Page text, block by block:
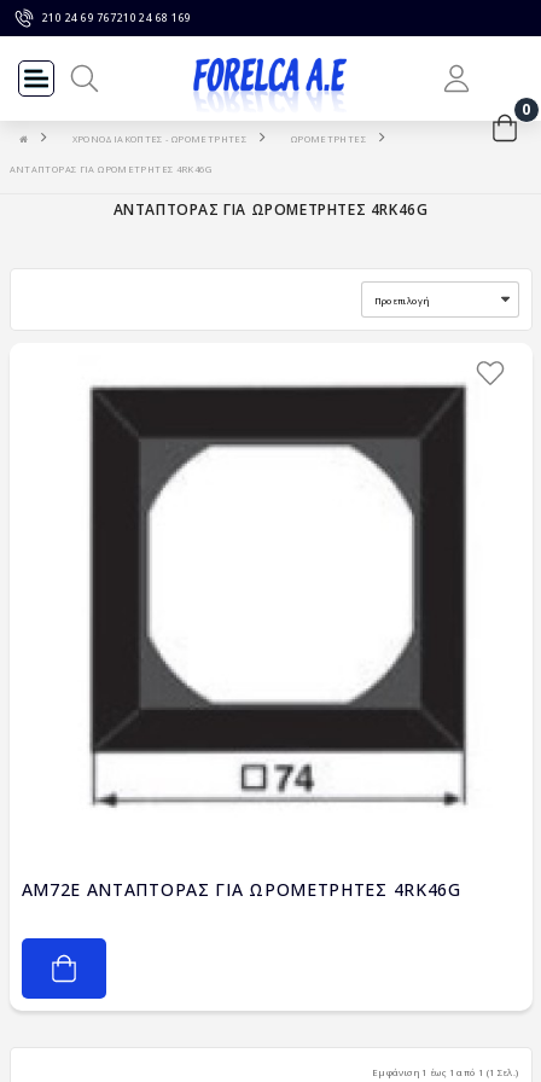
210 24 69 767210 24 68 169
0
ΧΡΟΝΟΔΙΑΚΟΠΤΕΣ - ΩΡΟΜΕΤΡΗΤΕΣ ΩΡΟΜΕΤΡΗΤΕΣ
ΑΝΤΑΠΤΟΡΑΣ ΓΙΑ ΩΡΟΜΕΤΡΗΤΕΣ 4RK46G
ΑΝΤΑΠΤΟΡΑΣ ΓΙΑ ΩΡΟΜΕΤΡΗΤΕΣ 4RK46G
AM72E ΑΝΤΑΠΤΟΡΑΣ ΓΙΑ ΩΡΟΜΕΤΡΗΤΕΣ 4RK46G
Εμφάνιση 1 έως 1 από 1 (1 Σελ.)